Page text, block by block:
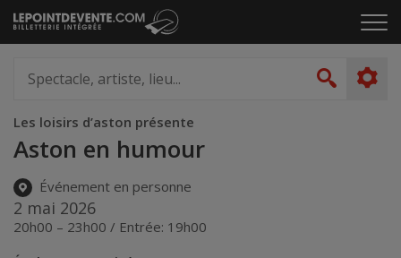
Passer
au
le
artiste,
lieu...
Les loisirs d’aston présente
Aston en humour
Événement en personne
2 mai 2026
20h00 – 23h00 / Entrée: 19h00